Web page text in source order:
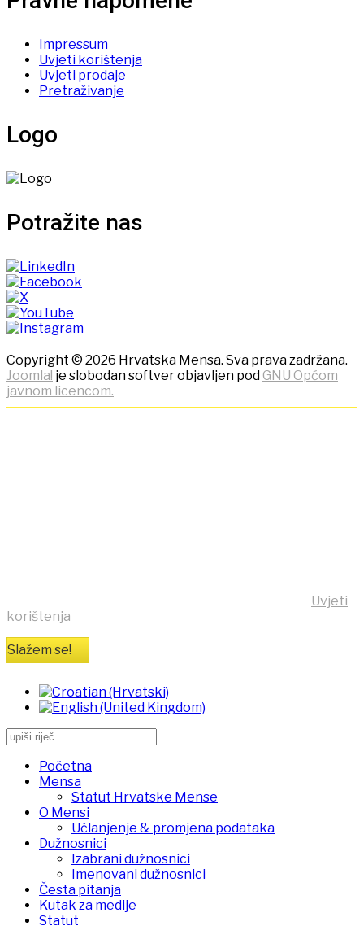
Impressum
Uvjeti korištenja
Uvjeti prodaje
Pretraživanje
Logo
Potražite nas
Copyright © 2026 Hrvatska Mensa. Sva prava zadržana.
Joomla! je slobodan softver objavljen pod GNU Općom
javnom licencom.
Uvjeti
korištenja
Slažem se!
Početna
Mensa
Statut Hrvatske Mense
O Mensi
Učlanjenje & promjena podataka
Dužnosnici
Izabrani dužnosnici
Imenovani dužnosnici
Česta pitanja
Kutak za medije
Statut